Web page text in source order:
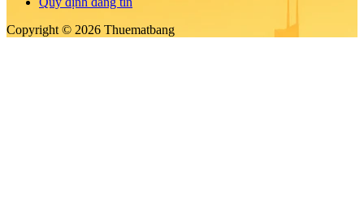
Copyright © 2026 Thuematbang